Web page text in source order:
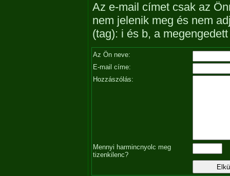
Az e-mail címet csak az
nem jelenik meg és nem
(tag): i és b, a
Az Ön neve:
E-mail címe:
Hozzászólás:
Mennyi harmincnyolc meg
tizenkilenc?